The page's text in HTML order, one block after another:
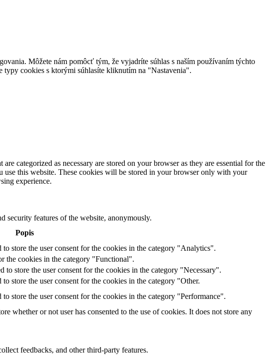
Môžete nám pomôcť tým, že vyjadríte súhlas s naším používaním týchto
cookies s ktorými súhlasíte kliknutím na "Nastavenia".
categorized as necessary are stored on your browser as they are essential for the
this website. These cookies will be stored in your browser only with your
experience.
security features of the website, anonymously.
Popis
store the user consent for the cookies in the category "Analytics".
the cookies in the category "Functional".
store the user consent for the cookies in the category "Necessary".
store the user consent for the cookies in the category "Other.
store the user consent for the cookies in the category "Performance".
whether or not user has consented to the use of cookies. It does not store any
feedbacks, and other third-party features.